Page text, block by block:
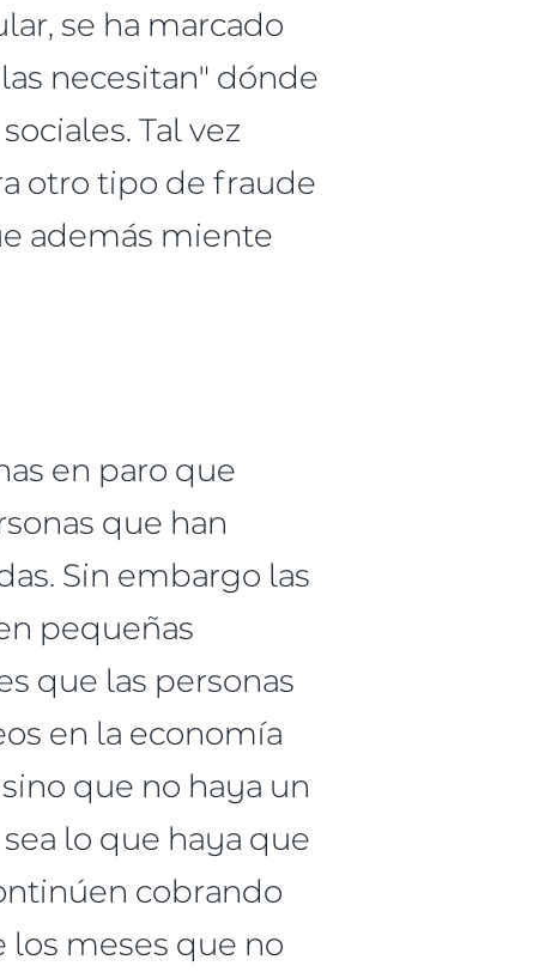
se ha marcado
necesitan" dónde
Tal vez
otro tipo de fraude
además miente
en paro que
que han
Sin embargo las
pequeñas
que las personas
en la economía
que no haya un
lo que haya que
cobrando
meses que no